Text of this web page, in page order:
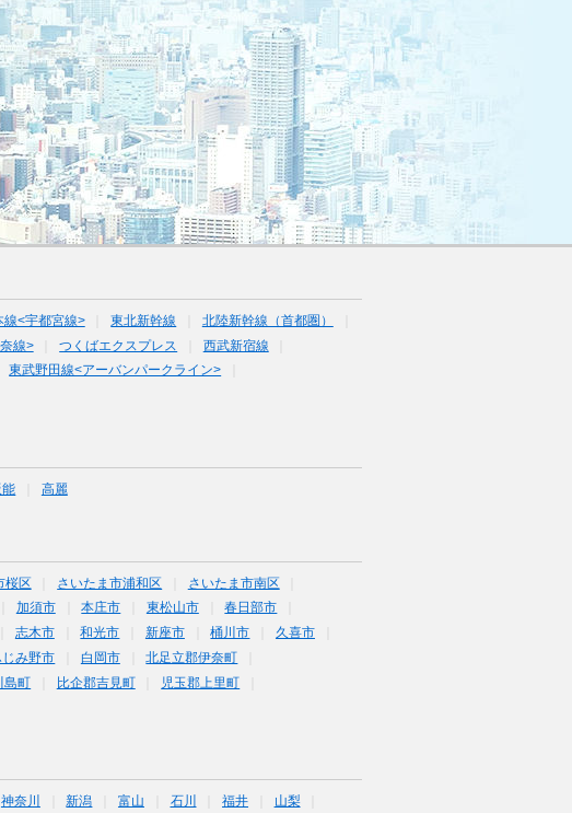
線<宇都宮線> 東北新幹線
北陸新幹線（首都圏）
線> つくばエクスプレス
西武新宿線
東武野田線<アーバンパークライン>
能 高麗
桜区 さいたま市浦和区
さいたま市南区
加須市 本庄市 東松山市
春日部市
志木市 和光市 新座市 桶川市
久喜市
じみ野市 白岡市
北足立郡伊奈町
島町 比企郡吉見町
児玉郡上里町
神奈川 新潟 富山 石川 福井 山梨